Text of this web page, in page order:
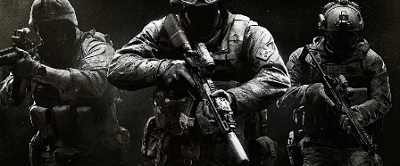
ESPORTS
KUNDENDIENST
ANMELDEN|JETZT REGISTRIEREN